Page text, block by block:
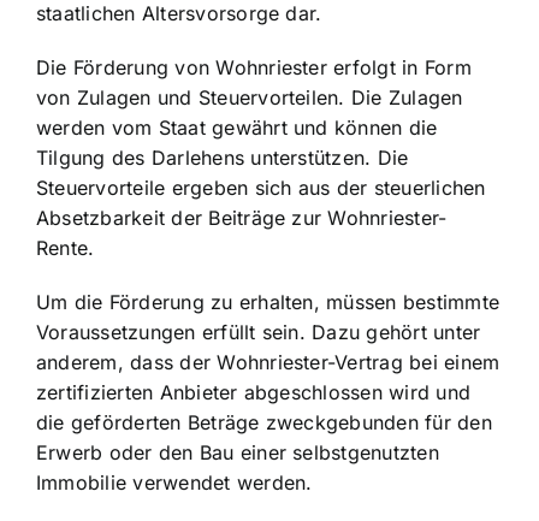
staatlichen Altersvorsorge dar.
Die Förderung von Wohnriester erfolgt in Form
von Zulagen und Steuervorteilen. Die Zulagen
werden vom Staat gewährt und können die
Tilgung des Darlehens unterstützen. Die
Steuervorteile ergeben sich aus der steuerlichen
Absetzbarkeit der Beiträge zur Wohnriester-
Rente.
Um die Förderung zu erhalten, müssen bestimmte
Voraussetzungen erfüllt sein. Dazu gehört unter
anderem, dass der Wohnriester-Vertrag bei einem
zertifizierten Anbieter abgeschlossen wird und
die geförderten Beträge zweckgebunden für den
Erwerb oder den Bau einer selbstgenutzten
Immobilie verwendet werden.